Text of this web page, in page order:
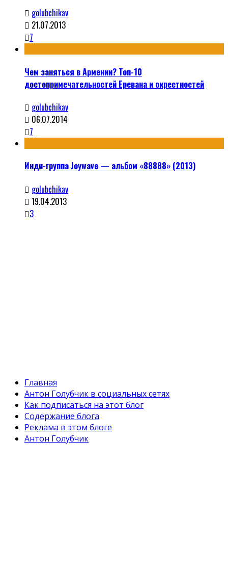
golubchikav
21.07.2013
7
Чем заняться в Армении? Топ-10
достопримечательностей Еревана и окрестностей
golubchikav
06.07.2014
7
Инди-группа Joywave — альбом «88888» (2013)
golubchikav
19.04.2013
3
Главная
Антон Голубчик в социальных сетях
Как подписаться на этот блог
Содержание блога
Реклама в этом блоге
Антон Голубчик